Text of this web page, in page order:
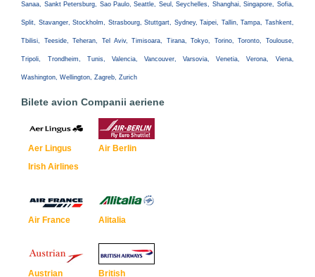
Sanaa, Sankt Petersburg, Sao Paulo, Seattle, Seul, Seychelles, Shanghai, Singapore, Sofia,
Split, Stavanger, Stockholm, Strasbourg, Stuttgart, Sydney, Taipei, Tallin, Tampa, Tashkent,
Tbilisi, Teeside, Teheran, Tel Aviv, Timisoara, Tirana, Tokyo, Torino, Toronto, Toulouse,
Tripoli, Trondheim, Tunis, Valencia, Vancouver, Varsovia, Venetia, Verona, Viena,
Washington, Wellington, Zagreb, Zurich
Bilete avion Companii aeriene
Aer Lingus
Irish Airlines
Air Berlin
Air France Alitalia
Austrian
British